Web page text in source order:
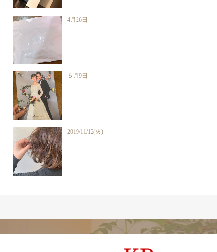
4月26日
５月9日
2019/11/12(火)